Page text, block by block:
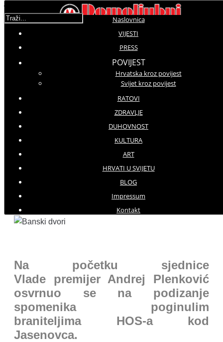
Naslovnica
VIJESTI
PRESS
POVIJEST
Hrvatska kroz povijest
Svijet kroz povijest
RATOVI
ZDRAVLJE
DUHOVNOST
KULTURA
ART
HRVATI U SVIJETU
BLOG
Impressum
Kontakt
Traži...
Molimo ocijenite
Četvrtak, 08 Prosinac 2016 10:45
Povodom podizanja spomenika poginulim
braniteljima HOS-a
Vlada osniva povjerenstvo -
odrediti se prema simbolima
totalitarizma
Na početku sjednice
Vlade premijer Andrej Plenković
osvrnuo se na podizanje
spomenika poginulim
braniteljima HOS-a kod
Jasenovca.